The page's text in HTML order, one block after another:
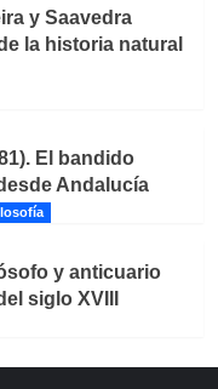
y Saavedra
la historia natural
El bandido
Andalucía
y anticuario
siglo XVIII